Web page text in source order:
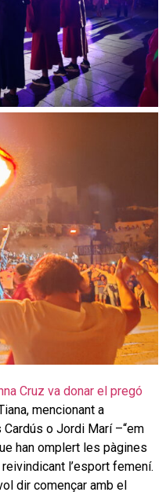
Cruz va donar el pregó
mencionant a
o Jordi Marí –“em
han omplert les pàgines
l’esport femení.
dir començar amb el